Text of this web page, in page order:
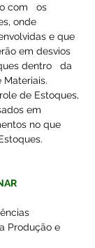
com   os
onde
e que
em desvios
dentro   da
Materiais.
de Estoques,
em
no que
Produção e